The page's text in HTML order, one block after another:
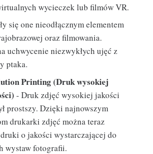
wycieczek lub filmów VR.
się one nieodłącznym elementem
oraz filmowania.
uchwycenie niezwykłych ujęć z
ptaka.
Printing (Druk wysokiej
- Druk zdjęć wysokiej jakości
prostszy. Dzięki najnowszym
drukarki zdjęć można teraz
o jakości wystarczającej do
wystaw fotografii.